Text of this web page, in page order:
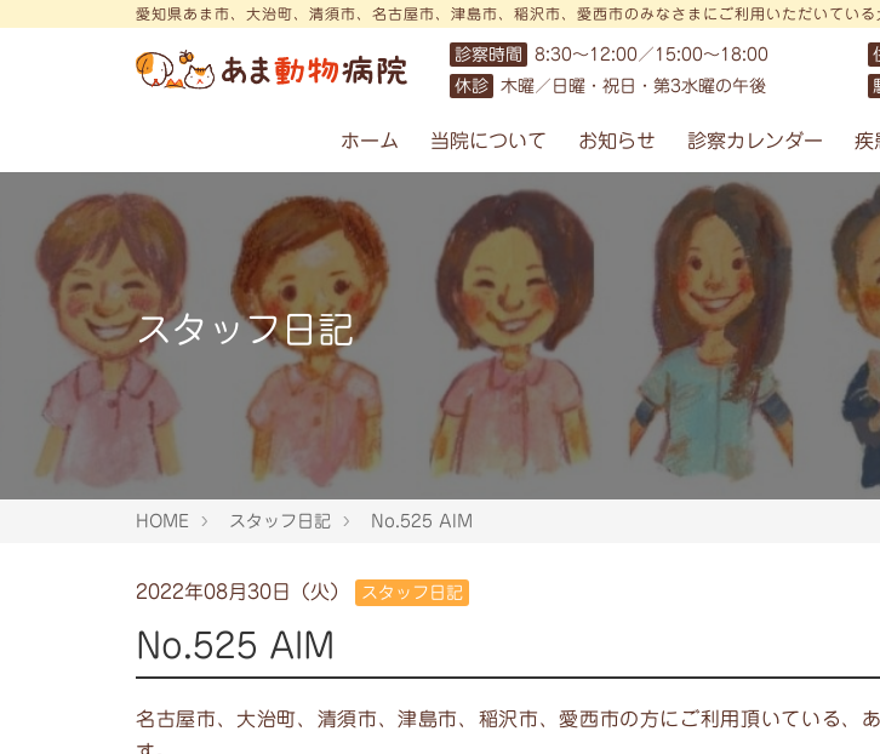
愛知県あま市、大治町、清須市、名古屋市、津島市、稲沢市、愛西市のみなさまにご利用いただいてい
診察時間
8:30〜12:00／15:00〜18:00
休診
木曜／日曜・祝日・第3水曜の午後
ホーム 当院について お知らせ 診察カレンダー 疾
スタッフ日記
HOME スタッフ日記 No.525 AIM
2022年08月30日（火） スタッフ日記
No.525 AIM
名古屋市、大治町、清須市、津島市、稲沢市、愛西市の方にご利用頂いている、